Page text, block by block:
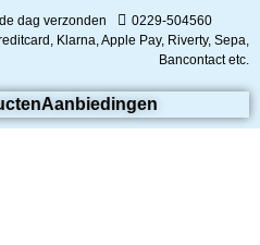
dag verzonden
0229-504560
Klarna, Apple Pay, Riverty, Sepa,
Bancontact etc.
Aanbiedingen